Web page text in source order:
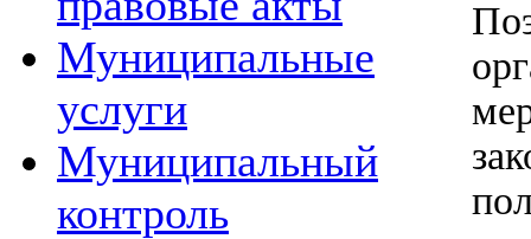
Муниципальные
услуги
Муниципальный
контроль